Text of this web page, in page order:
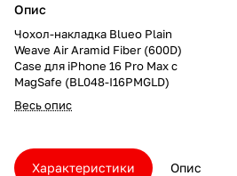
Опис
Чохол-накладка Blueo Plain
Weave Air Aramid Fiber (600D)
Case для iPhone 16 Pro Max с
MagSafe (BL048-I16PMGLD)
Весь опис
Характеристики Опис